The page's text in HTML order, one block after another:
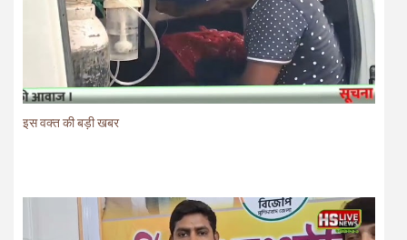
इस वक्त की बड़ी खबर